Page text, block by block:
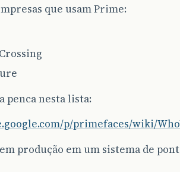
que usam Prime:
penca nesta lista:
p/primefaces/wiki/
produção em um sistema de